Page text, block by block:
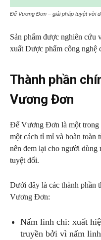
Đế Vương Đơn – giải pháp tuyệt vời
Sản phẩm được nghiên cứu
xuất Dược phẩm công nghệ
Thành phần
Vương Đơn
Đế Vương Đơn là một trong
một cách tỉ mỉ và hoàn toàn
nên đem lại cho người dùng
tuyệt đối.
Dưới đây là các thành phần
Vương Đơn:
Nấm linh chi: xuất
truyền bởi vì nấm